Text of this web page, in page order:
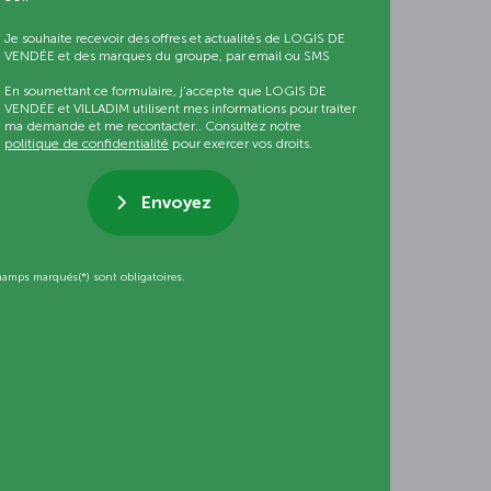
Je souhaite recevoir des offres et actualités de LOGIS DE
VENDÉE et des marques du groupe, par email ou SMS
En soumettant ce formulaire, j’accepte que LOGIS DE
VENDÉE et VILLADIM utilisent mes informations pour traiter
ma demande et me recontacter.. Consultez notre
politique de confidentialité pour exercer vos droits.
Envoyez
marqués(*) sont obligatoires.